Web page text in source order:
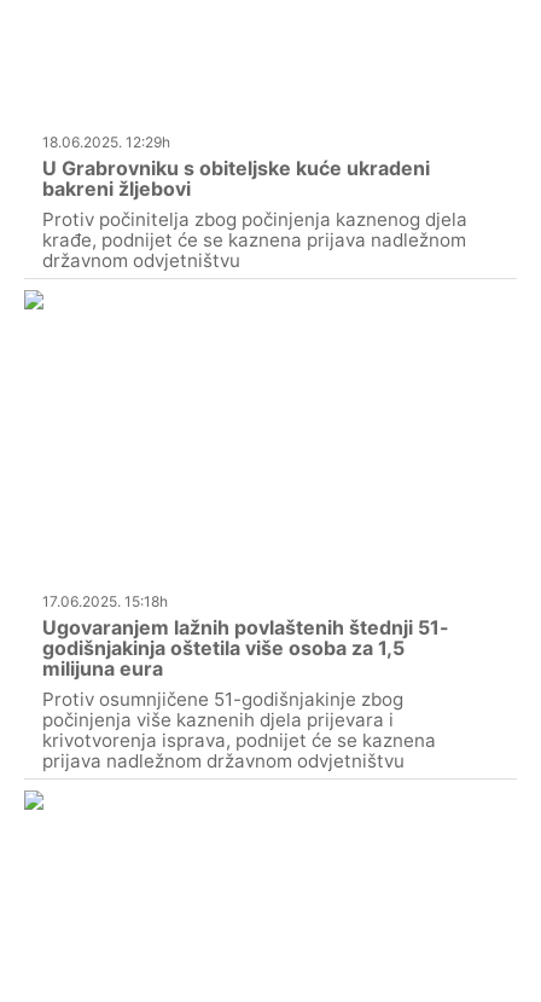
18.06.2025. 12:29h
U Grabrovniku s obiteljske kuće ukradeni
bakreni žljebovi
Protiv počinitelja zbog počinjenja kaznenog djela
krađe, podnijet će se kaznena prijava nadležnom
državnom odvjetništvu
17.06.2025. 15:18h
Ugovaranjem lažnih povlaštenih štednji 51-
godišnjakinja oštetila više osoba za 1,5
milijuna eura
Protiv osumnjičene 51-godišnjakinje zbog
počinjenja više kaznenih djela prijevara i
krivotvorenja isprava, podnijet će se kaznena
prijava nadležnom državnom odvjetništvu